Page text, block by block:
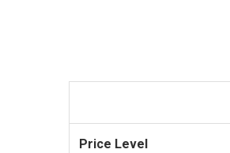
Price Level